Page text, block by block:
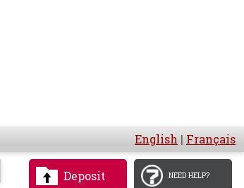
English | Français
Deposit NEED HELP?